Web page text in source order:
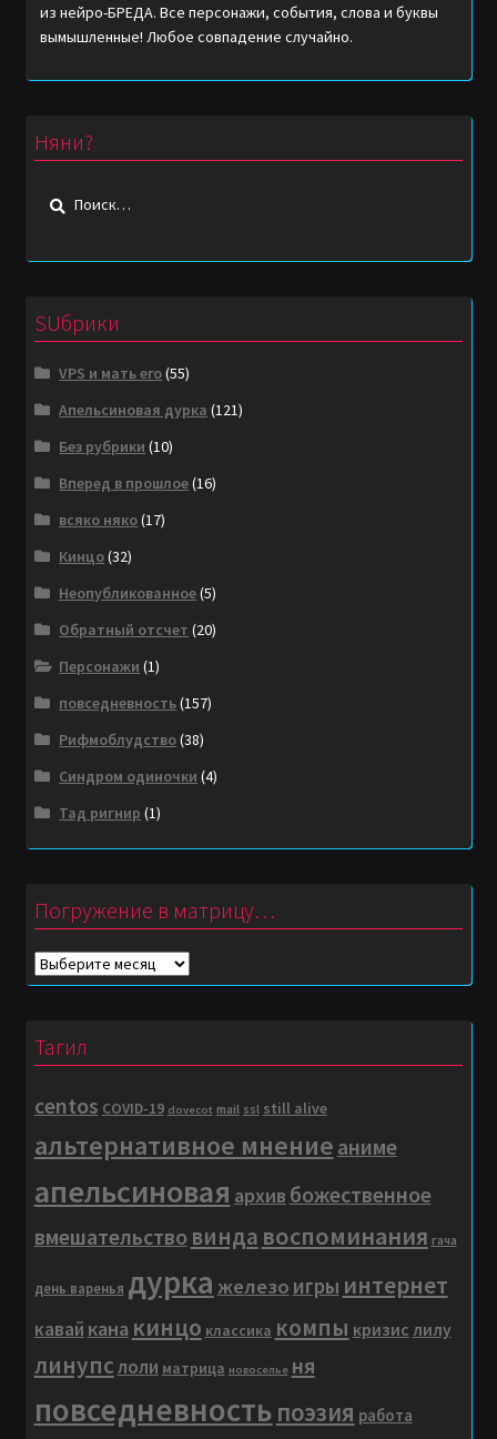
из нейро-БРЕДА. Все персонажи, события, слова и буквы
вымышленные! Любое совпадение случайно.
Няни?
Найти:
SUбрики
VPS и мать его(55)
Апельсиновая дурка (121)
Без рубрики (10)
Вперед в прошлое(16)
всяко няко(17)
Кинцо(32)
Неопубликованное(5)
Обратный отсчет (20)
Персонажи (1)
повседневность(157)
Рифмоблудство(38)
Синдром одиночки (4)
Тад ригнир (1)
Погружение в матрицу…
Погружение
в
Тагил
centos COVID-19 dovecot mail ssl still alive
альтернативное мнение аниме
апельсиновая архив божественное
вмешательство винда воспоминания гача
день варенья дурка железо игры интернет
кавай кана кинцо классика компы кризис лилу
линупслоли матрица новоселье ня
повседневность поэзия работа